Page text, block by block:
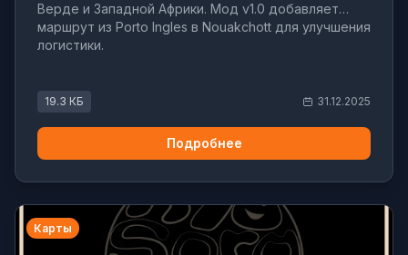
Верде и Западной Африки. Мод v1.0 добавляет
маршрут из Porto Ingles в Nouakchott для улучшения
логистики.
19.3 КБ 31.12.2025
Подробнее
Карты